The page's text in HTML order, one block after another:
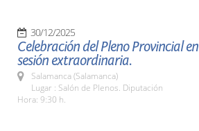
30/12/2025
Celebración del Pleno Provincial en
sesión extraordinaria.
Salamanca (Salamanca)
Lugar : Salón de Plenos. Diputación
Hora: 9:30 h.